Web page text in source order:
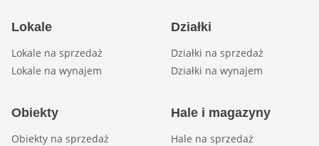
Lokale
Lokale na sprzedaż
Lokale na wynajem
Działki
Działki na sprzedaż
Działki na wynajem
Obiekty
Obiekty na sprzedaż
Hale i magazyny
Hale na sprzedaż